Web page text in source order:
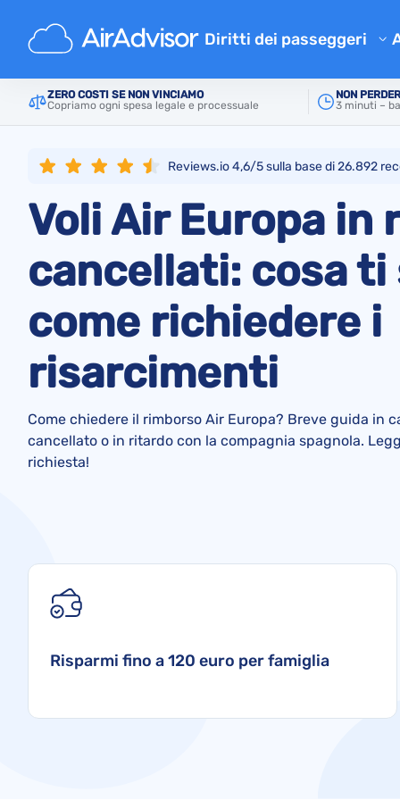
Diritti dei passeggeri
Verifica risarcimento
Risarcimento per volo in
Risarcimento per imbarco
Risarcimento dalle
Reclami compagnie aeree
Risarcimento per scioperi
Regolamenti
ZERO COSTI SE NON VINCIAMO
Copriamo ogni spesa legale e processuale
NON
3 minuti –
Principale Linee aeree Air Europa
Reviews.io 4,6/5 sulla base di26.892
Voli Air Europa in
cancellati: cosa
come richiedere i
risarcimenti
Come chiedere il rimborso Air Europa? Breve guida in
cancellato o in ritardo con la compagnia spagnola.
richiesta!
Risparmi fino a 120 euro per famiglia